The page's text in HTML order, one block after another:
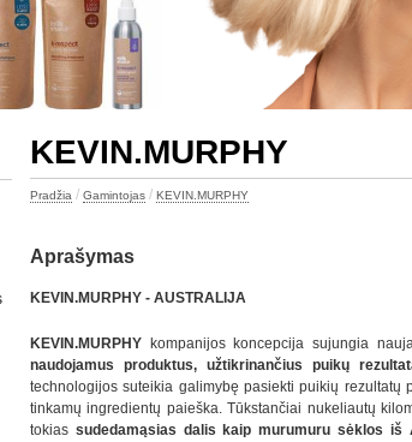
KEVIN.MURPHY
Pradžia / Gamintojas / KEVIN.MURPHY
Aprašymas
KEVIN.MURPHY - AUSTRALIJA
KEVIN.MURPHY kompanijos koncepcija sujungia
naudojamus produktus, užtikrinančius puikų
technologijos suteikia galimybę pasiekti puikių
tinkamų ingredientų paieška. Tūkstančiai nukeliautų
tokias sudedamąsias dalis kaip murumuru sėklos iš